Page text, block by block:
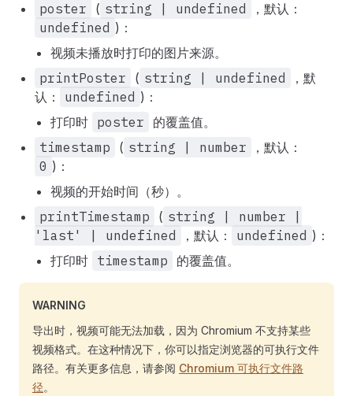
poster
( string | undefined
，默认：
undefined )：
视频未播放时打印的图片来源。
printPoster
( string | undefined
，默
认：
undefined )：
打印时 poster
的覆盖值。
timestamp
( string | number
，默认：
0 )：
视频的开始时间（秒）。
printTimestamp
( string | number |
'last' | undefined
，默认： undefined )：
打印时 timestamp 的覆盖值。
WARNING
导出时，视频可能无法加载，因为 Chromium 不支持某些
视频格式。在这种情况下，你可以指定浏览器的可执行文件
路径。有关更多信息，请参阅 Chromium 可执行文件路
径。